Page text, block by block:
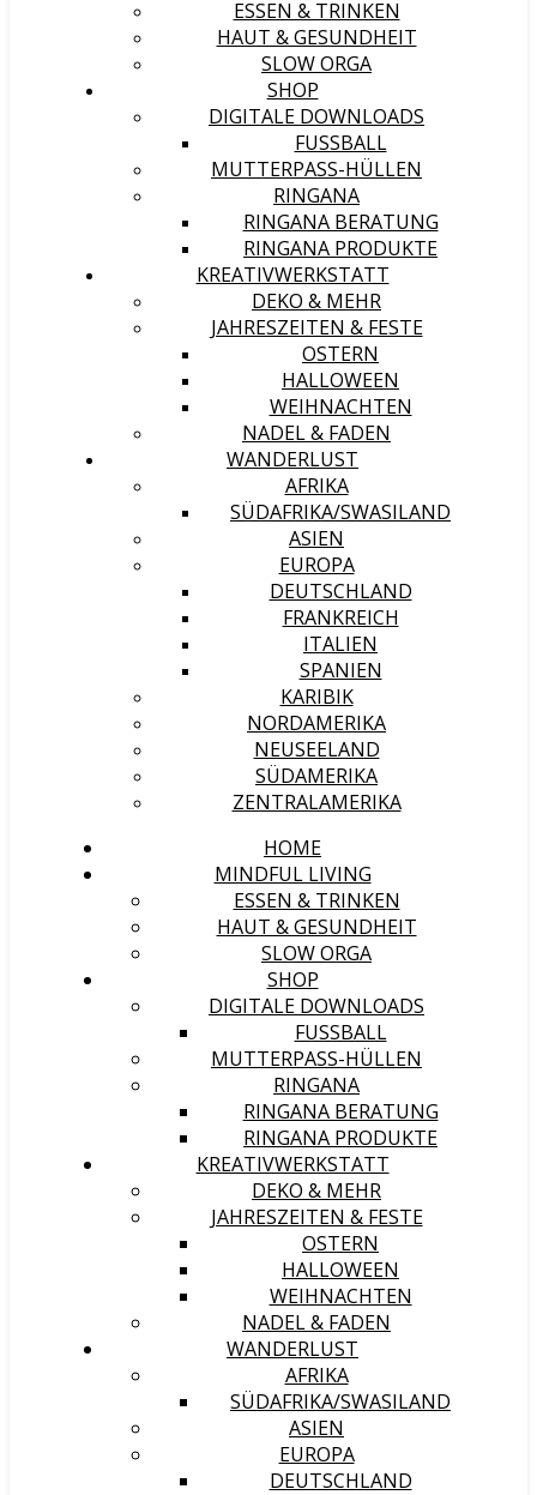
ESSEN & TRINKEN
HAUT & GESUNDHEIT
SLOW ORGA
SHOP
DIGITALE DOWNLOADS
FUSSBALL
MUTTERPASS-HÜLLEN
RINGANA
RINGANA BERATUNG
RINGANA PRODUKTE
KREATIVWERKSTATT
DEKO & MEHR
JAHRESZEITEN & FESTE
OSTERN
HALLOWEEN
WEIHNACHTEN
NADEL & FADEN
WANDERLUST
AFRIKA
SÜDAFRIKA/SWASILAND
ASIEN
EUROPA
DEUTSCHLAND
FRANKREICH
ITALIEN
SPANIEN
KARIBIK
NORDAMERIKA
NEUSEELAND
SÜDAMERIKA
ZENTRALAMERIKA
HOME
MINDFUL LIVING
ESSEN & TRINKEN
HAUT & GESUNDHEIT
SLOW ORGA
SHOP
DIGITALE DOWNLOADS
FUSSBALL
MUTTERPASS-HÜLLEN
RINGANA
RINGANA BERATUNG
RINGANA PRODUKTE
KREATIVWERKSTATT
DEKO & MEHR
JAHRESZEITEN & FESTE
OSTERN
HALLOWEEN
WEIHNACHTEN
NADEL & FADEN
WANDERLUST
AFRIKA
SÜDAFRIKA/SWASILAND
ASIEN
EUROPA
DEUTSCHLAND